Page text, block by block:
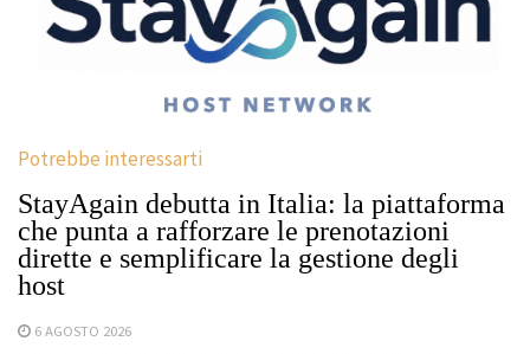
Potrebbe interessarti
StayAgain debutta in Italia: la piattaforma
che punta a rafforzare le prenotazioni
dirette e semplificare la gestione degli
host
6 AGOSTO 2026